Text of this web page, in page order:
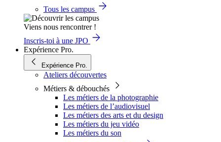
Tous les campus
Viens nous rencontrer !
Inscris-toi à une JPO
Expérience Pro.
Expérience Pro.
Ateliers découvertes
Métiers & débouchés
Les métiers de la photographie
Les métiers de l’audiovisuel
Les métiers des arts et du design
Les métiers du jeu vidéo
Les métiers du son